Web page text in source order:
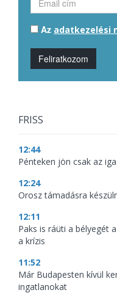
Az adatkezelési
Feliratkozom
FRISS
12:44
Pénteken jön csak az
12:24
Orosz támadásra
12:11
Paks is ráüti a bélyegét
a krízis
11:52
Már Budapesten kívül
ingatlanokat